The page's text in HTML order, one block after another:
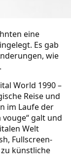
eine
Es gab
wie
World 1990 –
Reise und
im Laufe der
galt und
Welt
Fullscreen-
künstliche